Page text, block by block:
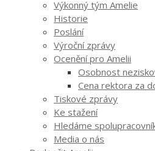
Výkonný tým Amelie
Historie
Poslání
Výroční zprávy
Ocenění pro Amelii
Osobnost
Cena rektora za
Tiskové zprávy
Ke stažení
Hledáme
Media o nás